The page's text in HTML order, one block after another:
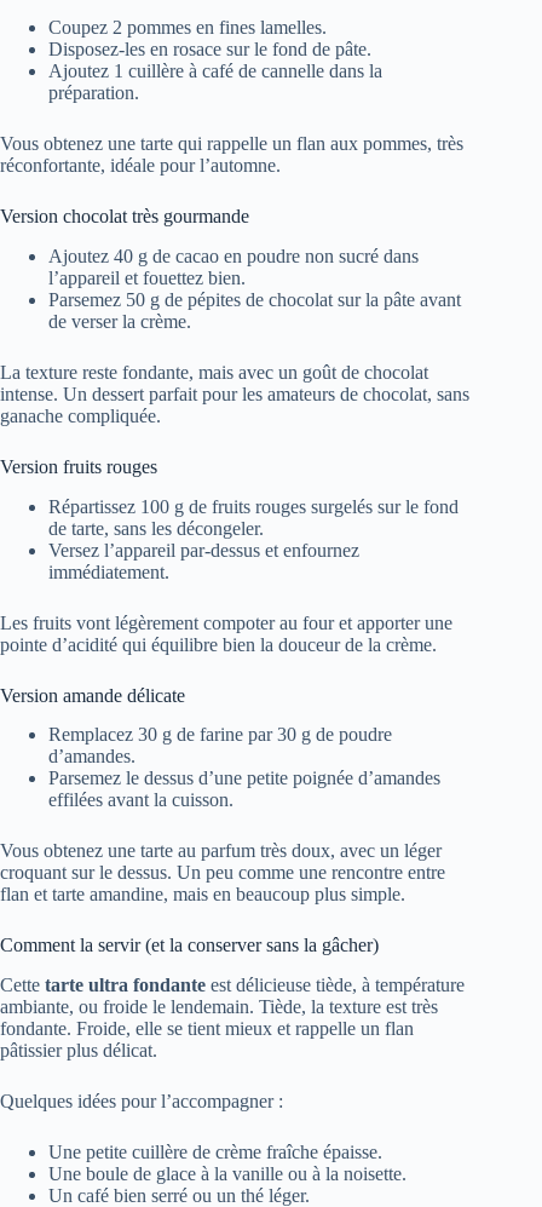
Coupez 2 pommes en fines lamelles.
Disposez-les en rosace sur le fond de pâte.
Ajoutez 1 cuillère à café de cannelle dans la
préparation.
Vous obtenez une tarte qui rappelle un flan aux pommes, très
réconfortante, idéale pour l’automne.
Version chocolat très gourmande
Ajoutez 40 g de cacao en poudre non sucré dans
l’appareil et fouettez bien.
Parsemez 50 g de pépites de chocolat sur la pâte avant
de verser la crème.
La texture reste fondante, mais avec un goût de chocolat
intense. Un dessert parfait pour les amateurs de chocolat, sans
ganache compliquée.
Version fruits rouges
Répartissez 100 g de fruits rouges surgelés sur le fond
de tarte, sans les décongeler.
Versez l’appareil par-dessus et enfournez
immédiatement.
Les fruits vont légèrement compoter au four et apporter une
pointe d’acidité qui équilibre bien la douceur de la crème.
Version amande délicate
Remplacez 30 g de farine par 30 g de poudre
d’amandes.
Parsemez le dessus d’une petite poignée d’amandes
effilées avant la cuisson.
Vous obtenez une tarte au parfum très doux, avec un léger
croquant sur le dessus. Un peu comme une rencontre entre
flan et tarte amandine, mais en beaucoup plus simple.
Comment la servir (et la conserver sans la gâcher)
Cette tarte ultra fondante est délicieuse tiède, à température
ambiante, ou froide le lendemain. Tiède, la texture est très
fondante. Froide, elle se tient mieux et rappelle un flan
pâtissier plus délicat.
Quelques idées pour l’accompagner :
Une petite cuillère de crème fraîche épaisse.
Une boule de glace à la vanille ou à la noisette.
Un café bien serré ou un thé léger.